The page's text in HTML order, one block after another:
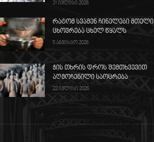
31 ივლისი 2026
რატომ სვამენ ჩინელები მთელი
ცხოვრება ცხელ წყალს
5 აგვისტო 2026
ჭის თხრის დროს შემთხვევით
აღმოჩენილი საოცრება
22 ივლისი 2026